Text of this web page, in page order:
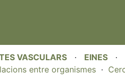
VASCULARS · EINES ·
entre organismes·